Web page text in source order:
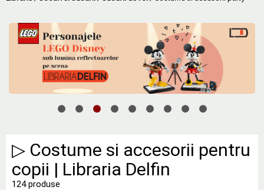
▷ Costume si accesorii pentru
copii | Libraria Delfin
124 produse